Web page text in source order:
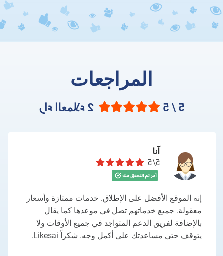
المراجعات
5 / 5 2 راء العملاء
آنا
5/5
إنه الموقع الأفضل على الإطلاق. خدمات ممتازة وأسعار
معقولة. جميع خدماتهم تصل في موعدها كما يقال
بالإضافة لفريق الدعم المتواجد في جميع الأوقات ولا
يتوقف حتى مساعدتك على أكمل وجه. شكراً Likesai.